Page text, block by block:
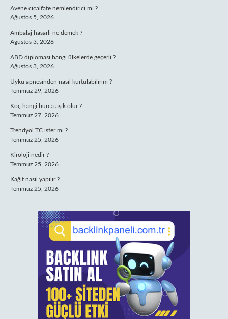
Avene cicalfate nemlendirici mi ?
Ağustos 5, 2026
Ambalaj hasarlı ne demek ?
Ağustos 3, 2026
ABD diploması hangi ülkelerde geçerli ?
Ağustos 3, 2026
Uyku apnesinden nasıl kurtulabilirim ?
Temmuz 29, 2026
Koç hangi burca aşık olur ?
Temmuz 27, 2026
Trendyol TC ister mi ?
Temmuz 25, 2026
Kiroloji nedir ?
Temmuz 25, 2026
Kağıt nasıl yapılır ?
Temmuz 25, 2026